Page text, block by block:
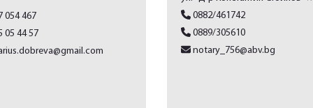
054 467
05 44 57
0882/461742
0889/305610
notary_756@abv.bg